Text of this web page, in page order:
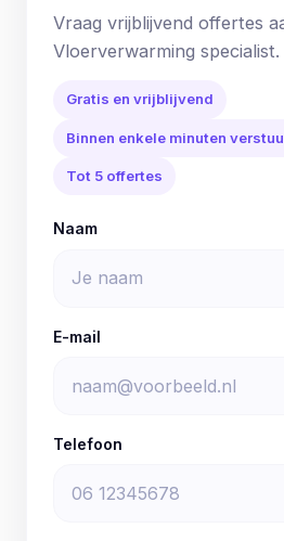
Vraag vrijblijvend offertes
Vloerverwarming specialist.
Gratis en vrijblijvend
Binnen enkele minuten
Tot 5 offertes
Naam
E-mail
Telefoon